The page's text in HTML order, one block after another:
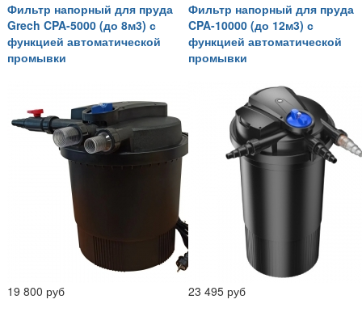
Фильтр напорный для пруда
Grech CPA-5000 (до 8м3) с
функцией автоматической
промывки
19 800 руб
Фильтр напорный для пруда
CPA-10000 (до 12м3) с
функцией автоматической
промывки
23 495 руб